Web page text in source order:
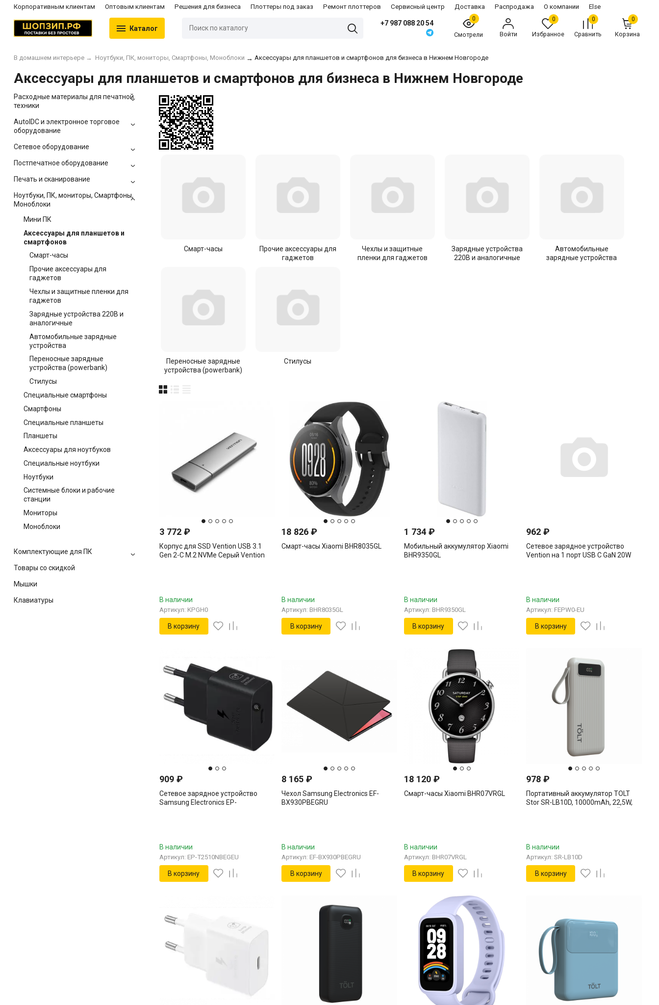
Корпоративным клиентам Оптовым клиентам Решения для бизнеса Плоттеры под заказ Ремонт плоттеров Сервисный центр Доставка Распродажа О компании Else
Каталог
+7 987 088 20 54
0
Смотрели Войти
0
Избранное
0
Сравнить
0
Корзина
В домашнем интерьере → Ноутбуки, ПК, мониторы, Смартфоны, Моноблоки → Аксессуары для планшетов и смартфонов для бизнеса в Нижнем Новгороде
Аксессуары для планшетов и смартфонов для бизнеса в Нижнем Новгороде
Расходные материалы для печатной
техники
AutoIDC и электронное торговое
оборудование
Сетевое оборудование
Постпечатное оборудование
Печать и сканирование
Ноутбуки, ПК, мониторы, Смартфоны,
Моноблоки
Мини ПК
Аксессуары для планшетов и
смартфонов
Смарт-часы
Прочие аксессуары для
гаджетов
Чехлы и защитные пленки для
гаджетов
Зарядные устройства 220В и
аналогичные
Автомобильные зарядные
устройства
Переносные зарядные
устройства (powerbank)
Стилусы
Специальные смартфоны
Смартфоны
Специальные планшеты
Планшеты
Аксессуары для ноутбуков
Специальные ноутбуки
Ноутбуки
Системные блоки и рабочие
станции
Мониторы
Моноблоки
Комплектующие для ПК
Товары со скидкой
Мышки
Клавиатуры
Смарт-часы
Прочие аксессуары для
гаджетов
Чехлы и защитные
пленки для гаджетов
Зарядные устройства
220В и аналогичные
Автомобильные
зарядные устройства
Переносные зарядные
устройства (powerbank)
Стилусы
3 772 ₽
Корпус для SSD Vention USB 3.1
Gen 2-C M.2 NVMe Серый Vention
В наличии
Артикул: KPGH0
В корзину
18 826₽
Смарт-часы Xiaomi BHR8035GL
В наличии
Артикул: BHR8035GL
В корзину
1 734 ₽
Мобильный аккумулятор Xiaomi
BHR9350GL
В наличии
Артикул: BHR9350GL
В корзину
962₽
Сетевое зарядное устройство
Vention на 1 порт USB С GaN 20W
В наличии
Артикул: FEPW0-EU
В корзину
909 ₽
Сетевое зарядное устройство
Samsung Electronics EP-
В наличии
Артикул: EP-T2510NBEGEU
В корзину
8 165₽
Чехол Samsung Electronics EF-
BX930PBEGRU
В наличии
Артикул: EF-BX930PBEGRU
В корзину
18 120 ₽
Смарт-часы Xiaomi BHR07VRGL
В наличии
Артикул: BHR07VRGL
В корзину
978₽
Портативный аккумулятор TOLT
Stor SR-LB10D, 10000mAh, 22,5W,
В наличии
Артикул: SR-LB10D
В корзину